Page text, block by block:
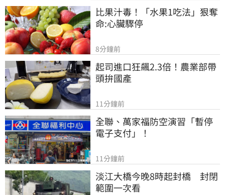
比果汁毒！「水果1吃法」狠奪
命:心臟驟停
8分鐘前
起司進口狂飆2.3倍！農業部帶
頭拚國產
11分鐘前
全聯、萬家福防空演習「暫停
電子支付」！
11分鐘前
淡江大橋今晚8時起封橋　封閉
範圍一次看